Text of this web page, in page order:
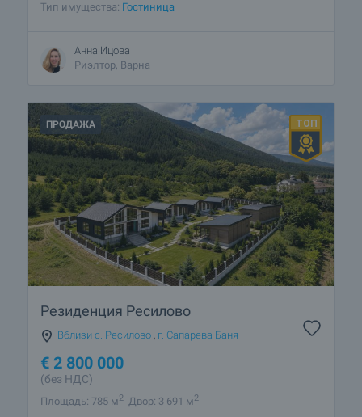
Тип имущества: Гостиница
Анна Ицова
Риэлтор, Варна
ПРОДАЖА
Резиденция Ресилово
Вблизи с. Ресилово г. Сапарева Баня
€ 2 800 000
(без НДС)
Площадь: 785 м2 Двор: 3 691 м2